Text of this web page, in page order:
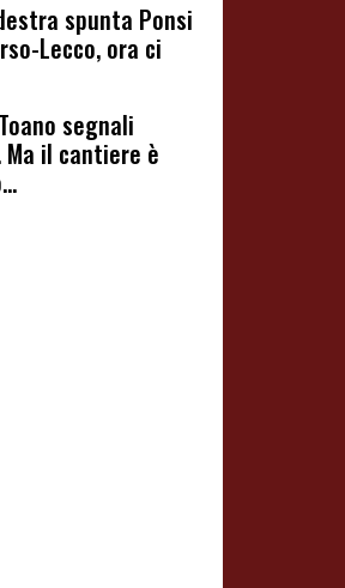
spunta Ponsi
Lecco, ora ci
segnali
il cantiere è